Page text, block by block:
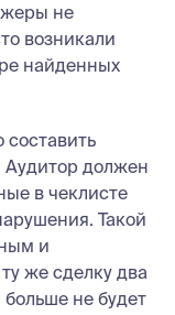
не
возникали
найденных
должен
в чеклисте
Такой
и
же сделку два
не будет